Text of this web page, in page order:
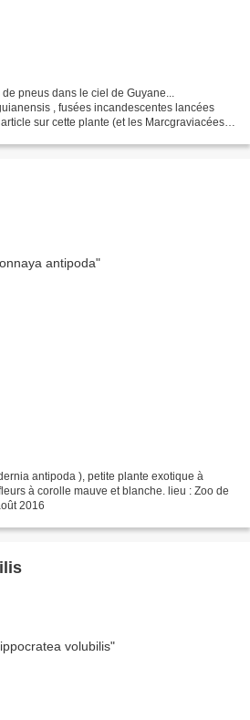
pneus dans le ciel de Guyane...
, fusées incandescentes lancées
sur cette plante (et les Marcgraviacées
kar_fr.html#mar...
antipoda ), petite plante exotique à
à corolle mauve et blanche. lieu : Zoo de
2016